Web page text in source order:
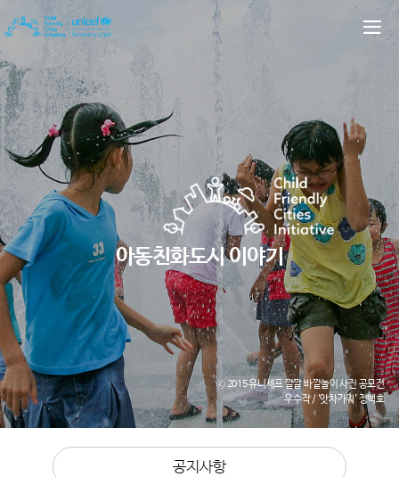
아동친화도시 이야기
ⓒ 2015 유니세프 깔깔 바깥놀이 사진 공모전
우수작 / '앗차가워' 정백호
공지사항